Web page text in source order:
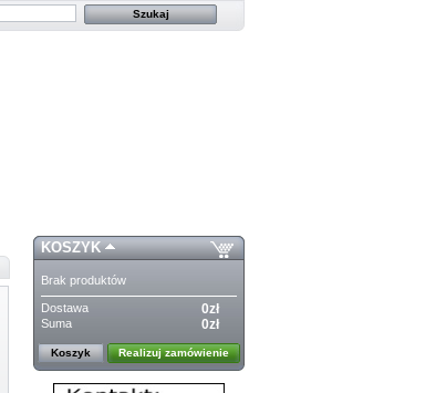
KOSZYK
Brak produktów
Dostawa 0zł
Suma 0zł
Koszyk Realizuj zamówienie